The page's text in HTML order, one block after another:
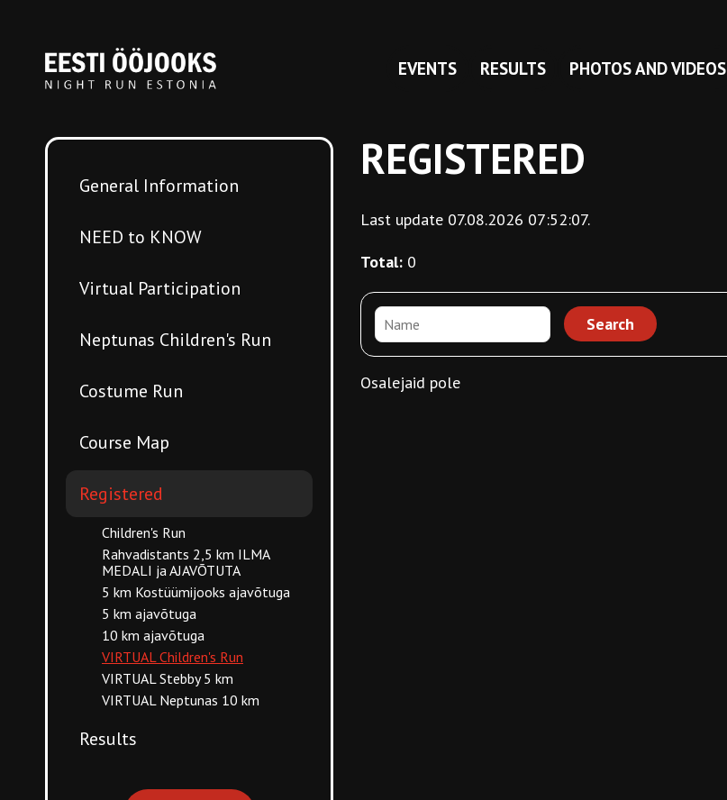
EVENTS RESULTS PHOTOS AND VIDEOS
General Information
NEED to KNOW
Virtual Participation
Neptunas Children's Run
Costume Run
Course Map
Registered
Children's Run
Rahvadistants 2,5 km ILMA
MEDALI ja AJAVÕTUTA
5 km Kostüümijooks ajavõtuga
5 km ajavõtuga
10 km ajavõtuga
VIRTUAL Children's Run
VIRTUAL Stebby 5 km
VIRTUAL Neptunas 10 km
Results
REGISTERED
Last update 07.08.2026 07:52:07.
Total: 0
Osalejaid pole